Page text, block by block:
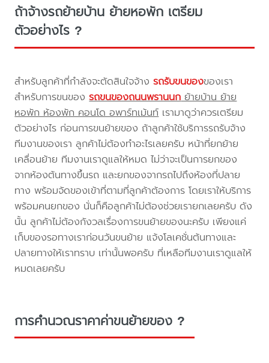
ถ้าจ้างรถย้ายบ้าน ย้ายหอพัก เตรียม
ตัวอย่างไร ?
สำหรับลูกค้าที่กำลังจะตัดสินใจจ้างรถรับขนของของเรา
สำหรับการขนของรถขนของถนนพรานนกย้ายบ้าน ย้าย
หอพัก ห้องพัก คอนโด อพาร์ทเม้นท์เรามาดูว่าควรเตรียม
ตัวอย่างไร ก่อนการขนย้ายของ ถ้าลูกค้าใช้บริการรถรับจ้าง
ทีมงานของเรา ลูกค้าไม่ต้องทำอะไรเลยครับ หน้าที่ยกย้าย
เคลื่อนย้าย ทีมงานเราดูแลให้หมด ไม่ว่าจะเป็นการยกของ
จากห้องต้นทางขึ้นรถ และยกของจากรถไปถึงห้องที่ปลาย
ทาง พร้อมจัดของเข้าที่ตามที่ลูกค้าต้องการ โดยเราให้บริการ
พร้อมคนยกของ นั่นก็คือลูกค้าไม่ต้องช่วยเรายกเลยครับ ดัง
นั้น ลูกค้าไม่ต้องกังวลเรื่องการขนย้ายของนะครับ เพียงแค่
เก็บของรอทางเราก่อนวันขนย้าย แจ้งโลเคชั่นต้นทางและ
ปลายทางให้เราทราบ เท่านั้นพอครับ ที่เหลือทีมงานเราดูแลให้
หมดเลยครับ
การคำนวณราคาค่าขนย้ายของ ?